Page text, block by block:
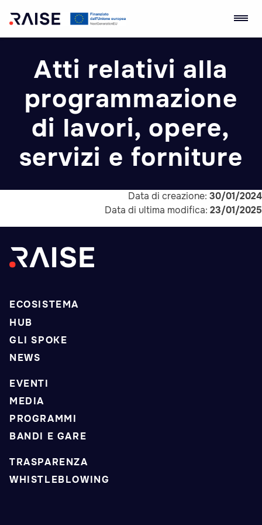
dell'Innovazione
RAISE
Socio-economic
Empowerment
Atti relativi alla
programmazione
di lavori, opere,
servizi e forniture
Data di creazione: 30/01/2024
Data di ultima modifica: 23/01/2025
ECOSISTEMA
HUB
GLI SPOKE
NEWS
EVENTI
MEDIA
PROGRAMMI
BANDI E GARE
TRASPARENZA
WHISTLEBLOWING